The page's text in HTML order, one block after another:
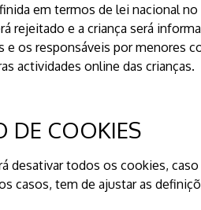
em termos de lei nacional
rejeitado e a criança será
e os responsáveis por menores
actividades online das crianças.
DE COOKIES
desativar todos os cookies,
casos, tem de ajustar as